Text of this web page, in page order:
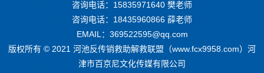
咨询电话： 15835971640 樊老师
咨询电话： 18435960866 薛老师
EMAIL：369522595@qq.com
版权所有 © 2021 河池反传销救助解救联盟（www.fcx9958.com）河
津市百京尼文化传媒有限公司